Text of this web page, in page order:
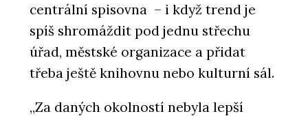
centrální spisovna – i když trend je
spíš shromáždit pod jednu střechu
úřad, městské organizace a přidat
třeba ještě knihovnu nebo kulturní sál.
„Za daných okolností nebyla lepší